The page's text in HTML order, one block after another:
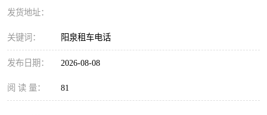
发货地址：
关键词： 阳泉租车电话
发布日期： 2026-08-08
阅 读 量： 81